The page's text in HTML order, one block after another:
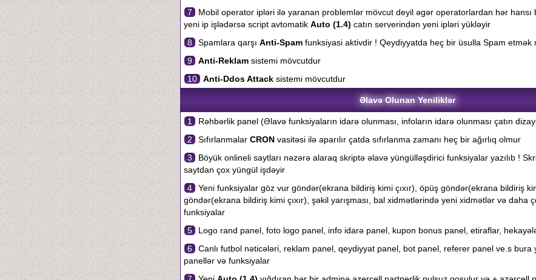
7
Mobil operator ipləri ilə yaranan problemlər mövcut deyil əgər operatorlardan hər hansı
yeni ip işlədərsə script avtomatik Auto (1.4) catın serverindən yeni ipləri yükləyir
8
Spamlara qarşı Anti-Spam funksiyasi aktivdir ! Qeydiyyatda heç bir üsulla Spam etmək
9
Anti-Reklam sistemi mövcutdur
10
Anti-Ddos Attack sistemi mövcutdur
Əlavə Olunan Yeniliklər
1
Rəhbərlik panel (Əlavə funksiyaların idarə olunması, infoların idarə olunması çatın
2
Sıfırlanmalar CRON vasitəsi ilə aparılır çatda sıfırlanma zamanı heç bir ağırlıq olmur
3
Böyük onlineli saytları nəzərə alaraq skriptə əlavə yüngülləşdirici funksiyalar yazılıb !
saytdan çox yüngül işdəyir
4
Yeni funksiyalar göz vur göndər(ekrana bildiriş kimi çıxır), öpüş göndər(ekrana bildiriş
göndər(ekrana bildiriş kimi çıxır), şəkil yarışması, bal xidmətlərində yeni xidmətlər və daha
funksiyalar
5
Logo rand panel, foto logo panel, info idarə panel, kupon bonus panel, etiraflar,
6
Canlı futbol nəticələri, reklam panel, qeydiyyat panel, bot panel, referer panel ve.s bura
panellər və funksiyalar